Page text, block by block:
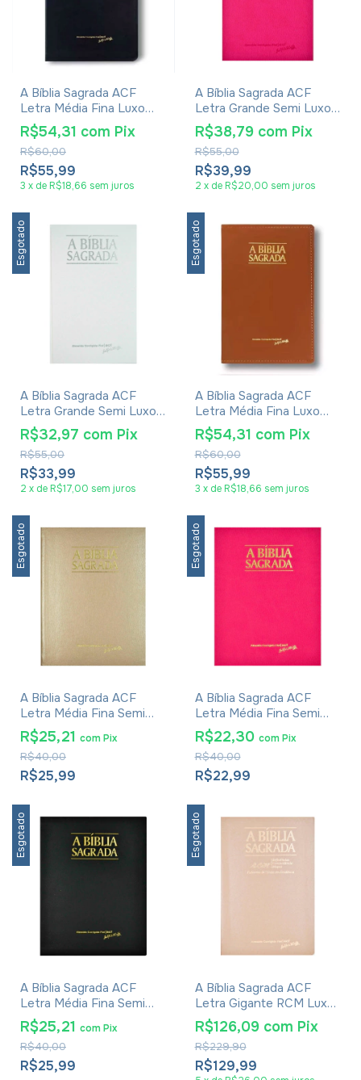
A Bíblia Sagrada ACF
Letra Média Fina Luxo
Preta
R$55,99
R$60,00
R$54,31 com Pix
3 x de R$18,66 sem juros
A Bíblia Sagrada ACF
Letra Grande Semi Luxo
Pink
R$39,99
R$55,00
R$38,79 com Pix
2 x de R$20,00 sem juros
Esgotado
A Bíblia Sagrada ACF
Letra Grande Semi Luxo
Branca
R$33,99
R$55,00
R$32,97 com Pix
2 x de R$17,00 sem juros
Esgotado
A Bíblia Sagrada ACF
Letra Média Fina Luxo
Marrom
R$55,99
R$60,00
R$54,31 com Pix
3 x de R$18,66 sem juros
Esgotado
A Bíblia Sagrada ACF
Letra Média Fina Semi
Luxo Dourada
R$25,99
R$40,00
R$25,21 comPix
Esgotado
A Bíblia Sagrada ACF
Letra Média Fina Semi
Luxo Pink
R$22,99
R$40,00
R$22,30 com Pix
Esgotado
A Bíblia Sagrada ACF
Letra Média Fina Semi
Luxo Preta
R$25,99
R$40,00
R$25,21 comPix
Esgotado
A Bíblia Sagrada ACF
Letra Gigante RCM Luxo
Rosa Gold
R$129,99
R$229,90
R$126,09 com Pix